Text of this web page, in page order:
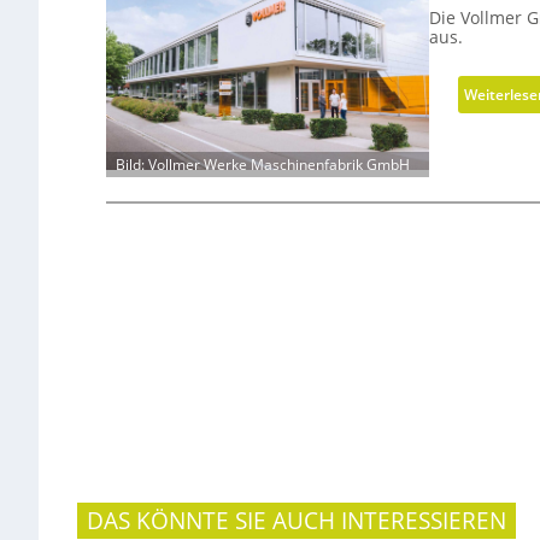
Bild: Vollmer Werke Maschinenfabrik GmbH
Die Vollmer
aus.
DAS KÖNNTE SIE AUCH INTERESSIEREN